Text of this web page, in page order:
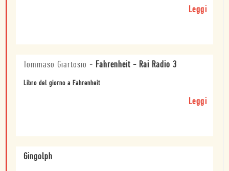
Leggi
Tommaso Giartosio - Fahrenheit - Rai Radio 3
Libro del giorno a Fahrenheit
Leggi
Gingolph